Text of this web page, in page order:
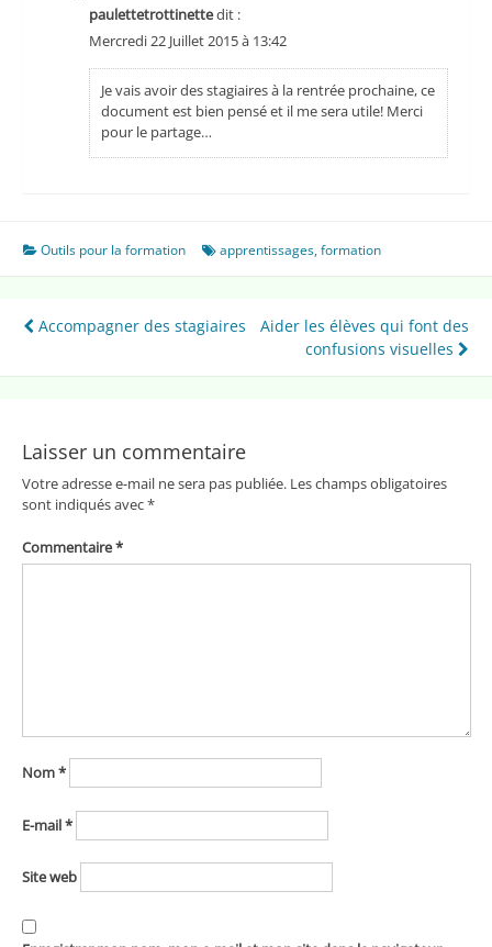
paulettetrottinettedit :
Mercredi 22 Juillet 2015 à 13:42
Je vais avoir des stagiaires à la rentrée prochaine, ce
document est bien pensé et il me sera utile! Merci
pour le partage…
Outils pour la formation apprentissages,formation
Navigation
de
Accompagner des stagiaires
Aider les élèves qui font des
confusions visuelles
Laisser un commentaire
Votre adresse e-mail ne sera pas publiée. Les champs obligatoires
sont indiqués avec*
Commentaire*
Nom*
E-mail*
Site web